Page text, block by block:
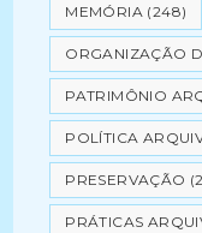
MEMÓRIA (248)
ORGANIZAÇÃO
PATRIMÔNIO
POLÍTICA
PRESERVAÇÃO
PRÁTICAS